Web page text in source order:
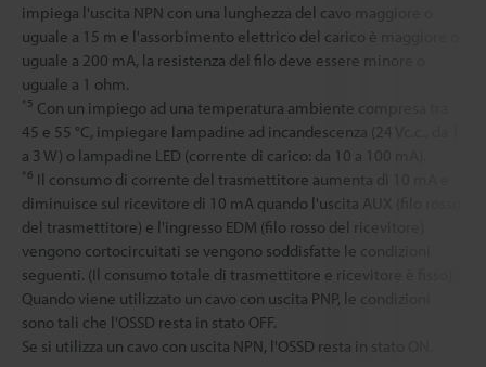
impiega l'uscita NPN con una lunghezza del cavo maggiore o
uguale a 15 m e l'assorbimento elettrico del carico è maggiore o
uguale a 200 mA, la resistenza del filo deve essere minore o
uguale a 1 ohm.
*5 Con un impiego ad una temperatura ambiente compresa tra
45 e 55 °C, impiegare lampadine ad incandescenza (24 Vc.c., da 1
a 3 W) o lampadine LED (corrente di carico: da 10 a 100 mA).
*6 Il consumo di corrente del trasmettitore aumenta di 10 mA e
diminuisce sul ricevitore di 10 mA quando l'uscita AUX (filo rosso
del trasmettitore) e l'ingresso EDM (filo rosso del ricevitore)
vengono cortocircuitati se vengono soddisfatte le condizioni
seguenti. (Il consumo totale di trasmettitore e ricevitore è fisso)
Quando viene utilizzato un cavo con uscita PNP, le condizioni
sono tali che l'OSSD resta in stato OFF.
Se si utilizza un cavo con uscita NPN, l'OSSD resta in stato ON.